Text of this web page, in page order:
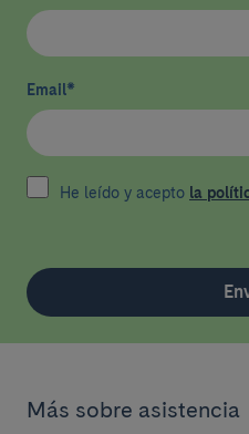
Email*
He leído y acepto la
Más sobre asistencia